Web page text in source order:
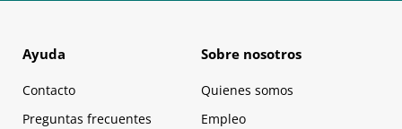
Ayuda
Contacto
Preguntas frecuentes
Sobre nosotros
Quienes somos
Empleo